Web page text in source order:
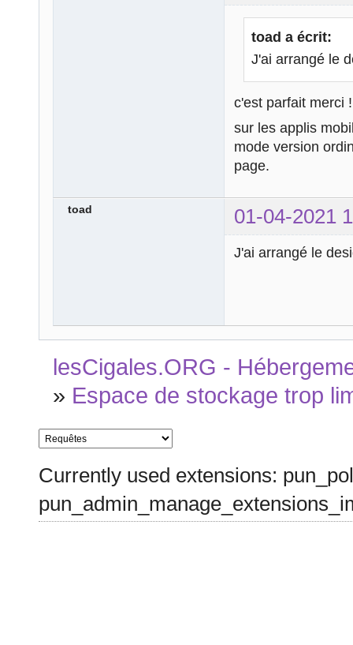
toad a écrit:
J'ai arrangé le
c'est parfait merci !
sur les applis
mode version
page.
toad 01-04-2021
J'ai arrangé le
lesCigales.ORG -
» Espace de stockage trop
Currently used extensions: